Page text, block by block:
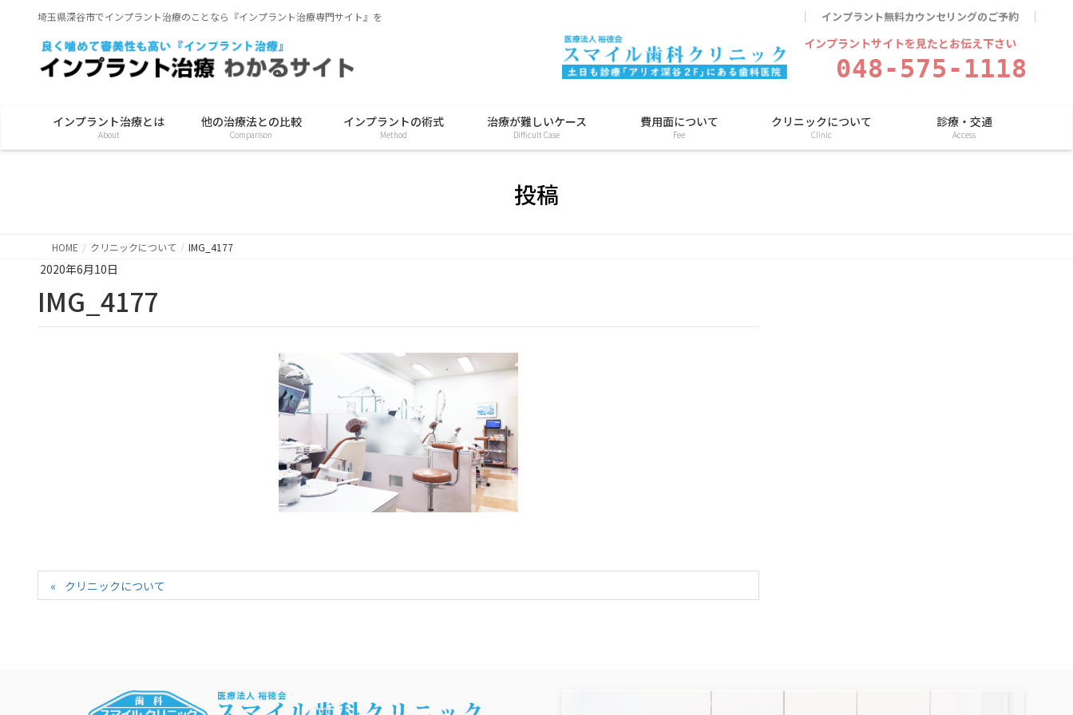
埼玉県深谷市でインプラント治療のことなら『インプラント治療専門サイト』を インプラント無料カウンセリングのご予約
インプラントサイトを見たとお伝え下さい
048-575-1118
インプラント治療とは
About
他の治療法との比較
Comparison
インプラントの術式
Method
治療が難しいケース
Difficult Case
費用面について
Fee
クリニックについて
Clinic
診療・交通
Access
投稿
HOME クリニックについて IMG_4177
2020年6月10日
IMG_4177
クリニックについて